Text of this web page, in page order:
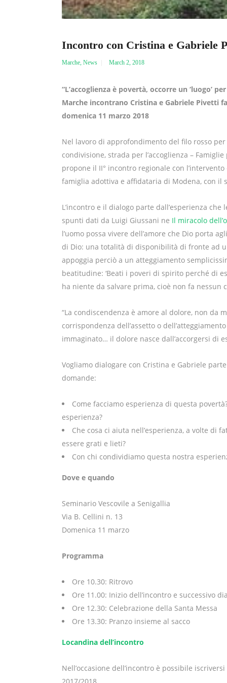
Incontro con Cristina e Gabriele
Marche, News March 2, 2018
“L’accoglienza è povertà, occorre un ‘luogo’
Marche incontrano Cristina e Gabriele Pivetti
domenica 11 marzo 2018
Nel lavoro di approfondimento del filo rosso per
condivisione, strada per l’accoglienza –
propone il II° incontro regionale con l’intervento
famiglia adottiva e affidataria di Modena, con il
L’incontro e il dialogo parte dall’esperienza
spunti dati da Luigi Giussani ne Il miracolo
l’uomo possa vivere dell’amore che Dio porta
di Dio: una totalità di disponibilità di fronte ad
appoggia perciò a un atteggiamento
beatitudine: ‘Beati i poveri di spirito perché di
ha niente da salvare prima, cioè non fa nessun
“La condiscendenza è amore al dolore, non da
corrispondenza dell’assetto o
immaginato… il dolore nasce dall’accorgersi di
Vogliamo dialogare con Cristina e Gabriele
domande:
Come facciamo esperienza di questa
esperienza?
Che cosa ci aiuta nell’esperienza, a volte di
essere grati e lieti?
Con chi condividiamo questa nostra
Dove e quando
Seminario Vescovile a Senigallia
Via B. Cellini n. 13
Domenica 11 marzo
Programma
Ore 10.30: Ritrovo
Ore 11.00: Inizio dell’incontro e successivo
Ore 12.30: Celebrazione della Santa Messa
Ore 13.30: Pranzo insieme al sacco
Locandina dell’incontro
Nell’occasione dell’incontro è possibile